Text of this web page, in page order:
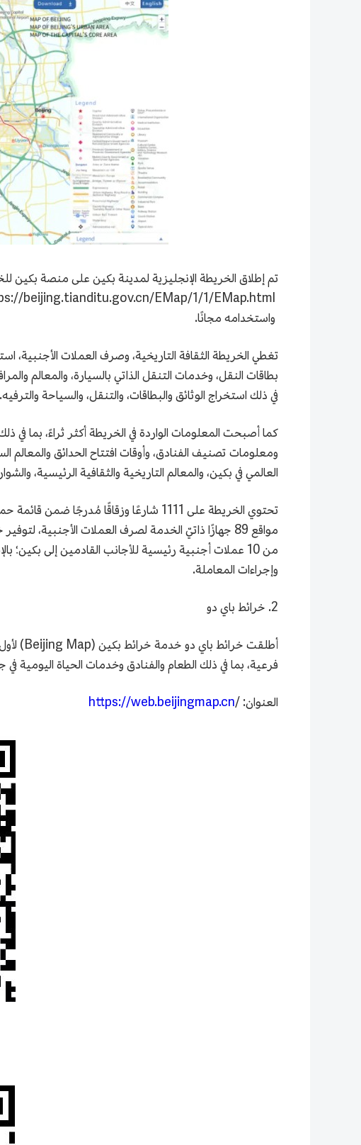
واستخدامه مجانًا.
بطاقات النقل، وخدمات التنقل الذاتي بالسيارة، والمعالم
في ذلك استخراج الوثائق والبطاقات، والتنقل، والسياحة والترفيه.
كما أصبحت المعلومات الواردة في الخريطة أكثر ثراءً، بما في
ومعلومات تصنيف الفنادق، وأوقات افتتاح الحدائق
العالمي في بكين، والمعالم التاريخية والثقافية الرئيسية،
تحتوي الخريطة على 1111 شارعًا وزقاقًا
مواقع 89 جهازًا ذاتيّ الخدمة لصرف العملات الأجنبية،
وإجراءات المعاملة.
2. خرائط باي دو
فرعية، بما في ذلك الطعام والفنادق وخدمات الحياة اليومية
العنوان: /https://web.beijingmap.cn